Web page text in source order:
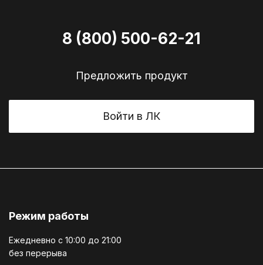
8 (800) 500-62-21
Предложить продукт
Войти в ЛК
Режим работы
Ежедневно c 10:00 до 21:00
без перерыва